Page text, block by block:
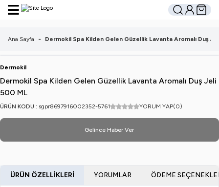
Hesabım
Sepetim
Ana Sayfa - Dermokil Spa Kilden Gelen Güzellik Lavanta Aromalı Duş
Dermokil
Dermokil Spa Kilden Gelen Güzellik Lavanta Aromalı Duş Jeli
500 ML
ÜRÜN KODU : sgpr8697916002352-5761 YORUM YAP(0)
Gelince Haber Ver
ÜRÜN ÖZELLIKLERI YORUMLAR ÖDEME